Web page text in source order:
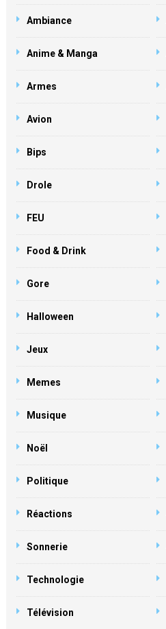
Ambiance
Anime & Manga
Armes
Avion
Bips
Drole
FEU
Food & Drink
Gore
Halloween
Jeux
Memes
Musique
Noël
Politique
Réactions
Sonnerie
Technologie
Télévision